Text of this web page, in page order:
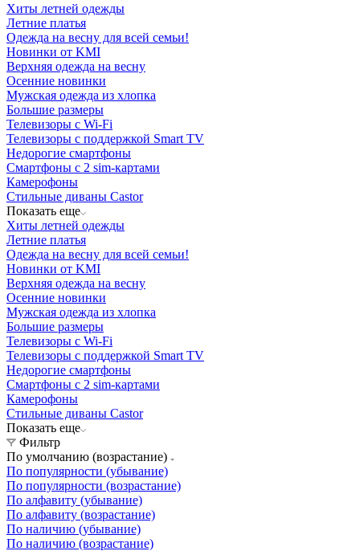
Хиты летней одежды
Летние платья
Одежда на весну для всей семьи!
Новинки от KMI
Верхняя одежда на весну
Осенние новинки
Мужская одежда из хлопка
Большие размеры
Телевизоры с Wi-Fi
Телевизоры с поддержкой Smart TV
Недорогие смартфоны
Смартфоны с 2 sim-картами
Камерофоны
Стильные диваны Castor
Показать еще
Хиты летней одежды
Летние платья
Одежда на весну для всей семьи!
Новинки от KMI
Верхняя одежда на весну
Осенние новинки
Мужская одежда из хлопка
Большие размеры
Телевизоры с Wi-Fi
Телевизоры с поддержкой Smart TV
Недорогие смартфоны
Смартфоны с 2 sim-картами
Камерофоны
Стильные диваны Castor
Показать еще
Фильтр
По умолчанию (возрастание)
По популярности (убывание)
По популярности (возрастание)
По алфавиту (убывание)
По алфавиту (возрастание)
По наличию (убывание)
По наличию (возрастание)